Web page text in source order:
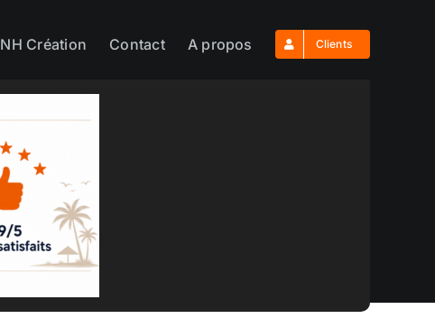
NH Création Contact A propos Clients